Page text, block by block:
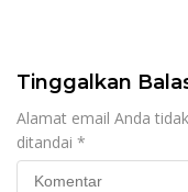
Tinggalkan
Alamat email Anda
ditandai *